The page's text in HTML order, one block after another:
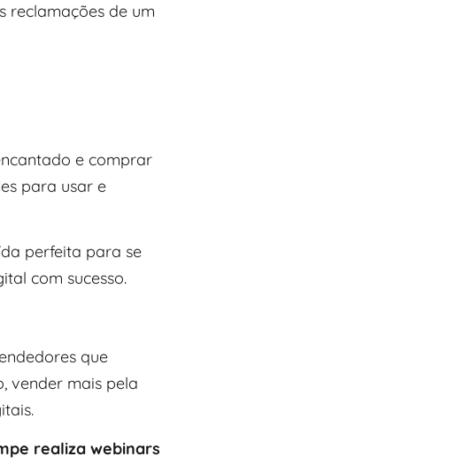
reclamações de um
e comprar
para usar e
perfeita para se
com sucesso.
que
vender mais pela
realiza webinars